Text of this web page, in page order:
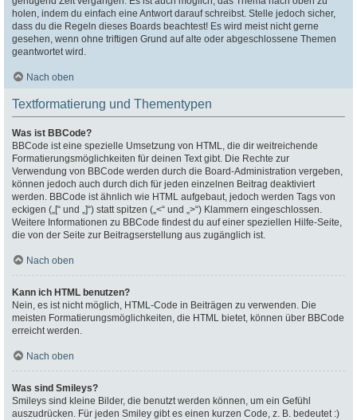
holen, indem du einfach eine Antwort darauf schreibst. Stelle jedoch sicher,
dass du die Regeln dieses Boards beachtest! Es wird meist nicht gerne
gesehen, wenn ohne triftigen Grund auf alte oder abgeschlossene Themen
geantwortet wird.
Nach oben
Textformatierung und Thementypen
Was ist BBCode?
BBCode ist eine spezielle Umsetzung von HTML, die dir weitreichende
Formatierungsmöglichkeiten für deinen Text gibt. Die Rechte zur
Verwendung von BBCode werden durch die Board-Administration vergeben,
können jedoch auch durch dich für jeden einzelnen Beitrag deaktiviert
werden. BBCode ist ähnlich wie HTML aufgebaut, jedoch werden Tags von
eckigen („[“ und „]“) statt spitzen („<“ und „>“) Klammern eingeschlossen.
Weitere Informationen zu BBCode findest du auf einer speziellen Hilfe-Seite,
die von der Seite zur Beitragserstellung aus zugänglich ist.
Nach oben
Kann ich HTML benutzen?
Nein, es ist nicht möglich, HTML-Code in Beiträgen zu verwenden. Die
meisten Formatierungsmöglichkeiten, die HTML bietet, können über BBCode
erreicht werden.
Nach oben
Was sind Smileys?
Smileys sind kleine Bilder, die benutzt werden können, um ein Gefühl
auszudrücken. Für jeden Smiley gibt es einen kurzen Code, z. B. bedeutet :)